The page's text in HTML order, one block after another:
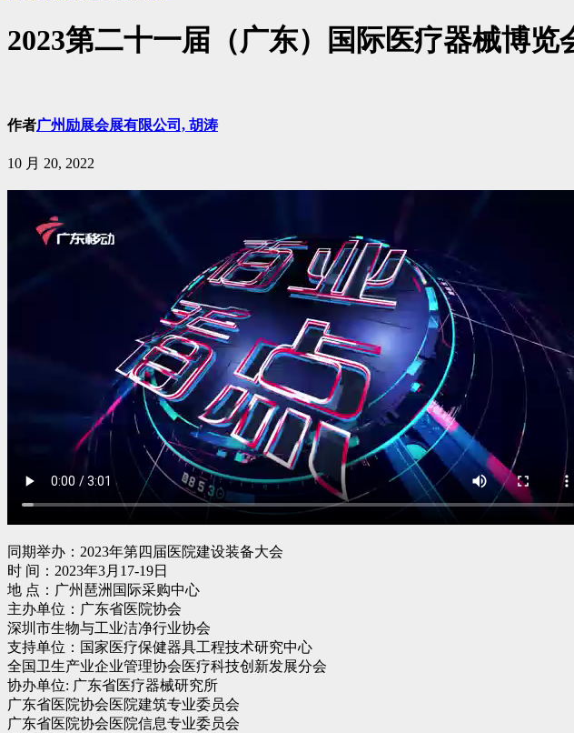
2023第二十一届（广东）国际医疗器械博览
作者广州励展会展有限公司, 胡涛
10 月 20, 2022
同期举办：2023年第四届医院建设装备大会
时 间：2023年3月17-19日
地 点：广州琶洲国际采购中心
主办单位：广东省医院协会
深圳市生物与工业洁净行业协会
支持单位：国家医疗保健器具工程技术研究中心
全国卫生产业企业管理协会医疗科技创新发展分会
协办单位: 广东省医疗器械研究所
广东省医院协会医院建筑专业委员会
广东省医院协会医院信息专业委员会